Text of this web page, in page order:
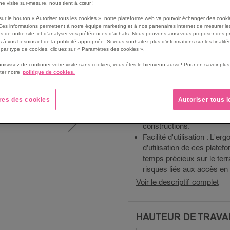
Conception robuste et
de haute qualité, ces
durables, facilitant leur
en assurant une longue
Sécurité renforcée : Tous
dispositifs de sécurité,
sécurité, pour protéger
Adaptabilité aux besoins
conception
différentes hauteurs de
constructions.
Facilité d'utilisation :
d'utilisation de ces
temps précieux sur le
risques liés aux accès en
Voir le descriptif complet
HAUTEUR DE
visite sur-mesure, nous tient à cœur !
le bouton « Autoriser tous les cookies », notre plateforme web va pouvoir échanger des
informations permettent à notre équipe marketing et à nos partenaires internet de mesurer
de notre site, et d'analyser vos préférences d'achats. Nous pouvons ainsi vous proposer des
à vos besoins et de la publicité appropriée. Si vous souhaitez plus d'informations sur les
type de cookies, cliquez sur « Paramètres des cookies ».
de continuer votre visite sans cookies, vous êtes le bienvenu aussi ! Pour en savoir
notre politique de cookies.
des cookies Autoriser tous